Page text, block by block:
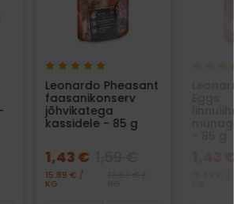
Leonardo Pheasant
faasanikonserv
jõhvikatega
kassidele - 85 g
1,43 €
15.89 € /
KG
1,43